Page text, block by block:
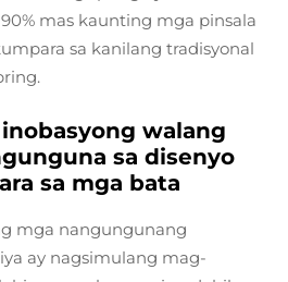
mas kaunting mga pinsala
sa kanilang tradisyonal
walang
sa disenyo
sa mga bata
mga nangungunang
ay nagsimulang mag-